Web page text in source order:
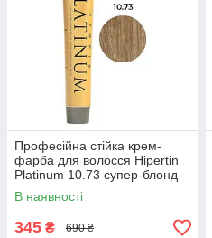
Професійна стійка крем-
фарба для волосся Hipertin
Platinum 10.73 супер-блонд
пісочно-золотистий 60мл
В наявності
345 ₴ 690 ₴